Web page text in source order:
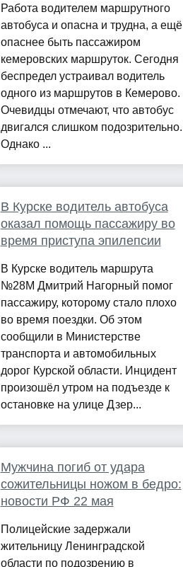
Работа водителем маршрутного
автобуса и опасна и трудна, а ещё
опаснее быть пассажиром
кемеровских маршруток. Сегодня
беспредел устраивал водитель
одного из маршрутов в Кемерово.
Очевидцы отмечают, что автобус
двигался слишком подозрительно.
Однако ...
В Курске водитель автобуса
оказал помощь пассажиру во
время приступа эпилепсии
В Курске водитель маршрута
№28М Дмитрий Нагорный помог
пассажиру, которому стало плохо
во время поездки. Об этом
сообщили в Министерстве
транспорта и автомобильных
дорог Курской области. Инцидент
произошёл утром на подъезде к
остановке на улице Дзер...
Мужчина погиб от удара
сожительницы ножом в бедро:
новости РФ 22 мая
Полицейские задержали
жительницу Ленинградской
области по подозрению в